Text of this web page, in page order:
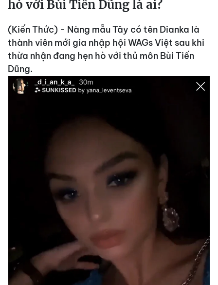
hò với Bùi Tiến Dũng là ai?
(Kiến Thức) - Nàng mẫu Tây có tên Dianka là
thành viên mới gia nhập hội WAGs Việt sau khi
thừa nhận đang hẹn hò với thủ môn Bùi Tiến
Dũng.